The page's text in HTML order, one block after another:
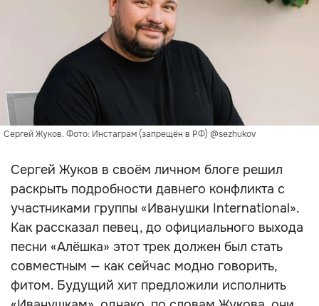
Сергей Жуков. Фото: Инстаграм (запрещён в РФ) @sezhukov
Сергей Жуков в своём личном блоге решил
раскрыть подробности давнего конфликта с
участниками группы «Иванушки International».
Как рассказал певец, до официального выхода
песни «Алёшка» этот трек должен был стать
совместным — как сейчас модно говорить,
фитом. Будущий хит предложили исполнить